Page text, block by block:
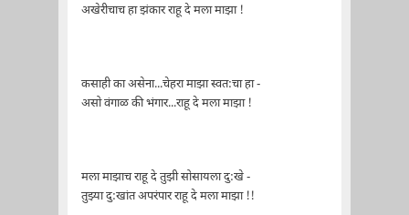
अखेरीचाच हा झंकार राहू दे मला माझा !
कसाही का असेना...चेहरा माझा स्वत:चा हा -
असो वंगाळ की भंगार...राहू दे मला माझा !
मला माझाच राहू दे तुझी सोसायला दु:खे -
तुझ्या दु:खांत अपरंपार राहू दे मला माझा !!